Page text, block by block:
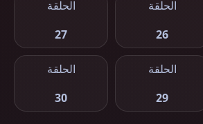
الحلقة
26
الحلقة
27
الحلقة
29
الحلقة
30